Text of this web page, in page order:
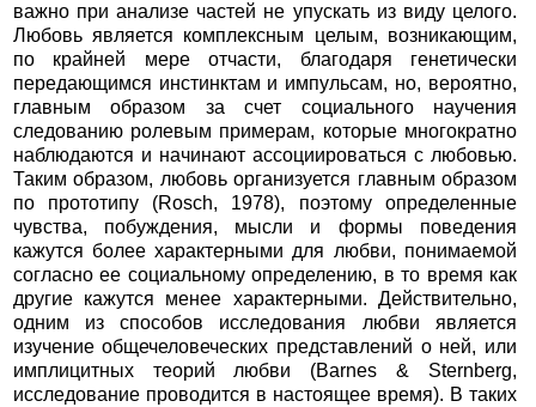
важно при анализе частей не упускать из виду целого.
Любовь является комплексным целым, возникающим,
по крайней мере отчасти, благодаря генетически
передающимся инстинктам и импульсам, но, вероятно,
главным образом за счет социального научения
следованию ролевым примерам, которые многократно
наблюдаются и начинают ассоциироваться с любовью.
Таким образом, любовь организуется главным образом
по прототипу (Rosch, 1978), поэтому определенные
чувства, побуждения, мысли и формы поведения
кажутся более характерными для любви, понимаемой
согласно ее социальному определению, в то время как
другие кажутся менее характерными. Действительно,
одним из способов исследования любви является
изучение общечеловеческих представлений о ней, или
имплицитных теорий любви (Barnes & Sternberg,
исследование проводится в настоящее время). В таких